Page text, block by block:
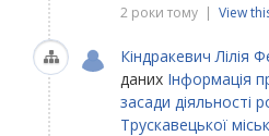
2 роки тому | View
Кіндракевич Лілія
даних Інформація
засади діяльності
Трускавецької